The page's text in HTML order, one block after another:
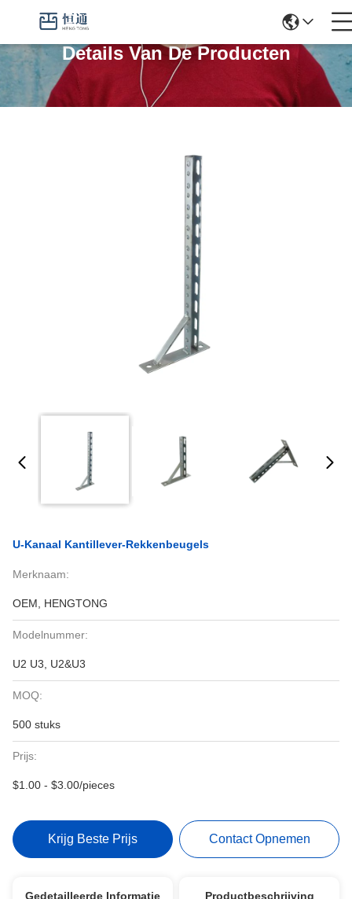
Details Van De Producten
U-Kanaal Kantillever-Rekkenbeugels
Merknaam:
OEM, HENGTONG
Modelnummer:
U2 U3, U2&U3
MOQ:
500 stuks
Prijs:
$1.00 - $3.00/pieces
Krijg Beste Prijs Contact Opnemen
Gedetailleerde Informatie Productbeschrijving